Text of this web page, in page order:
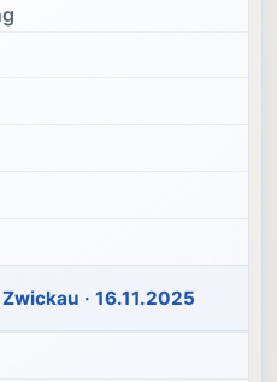
· 16.11.2025